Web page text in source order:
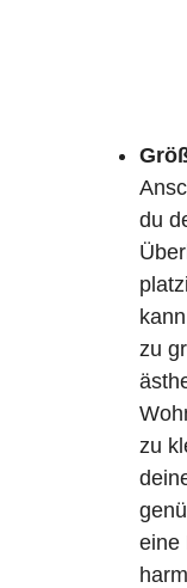
du
zu
zu
eine